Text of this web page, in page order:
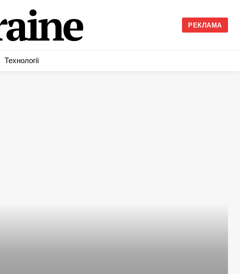
РЕКЛАМА
Технології